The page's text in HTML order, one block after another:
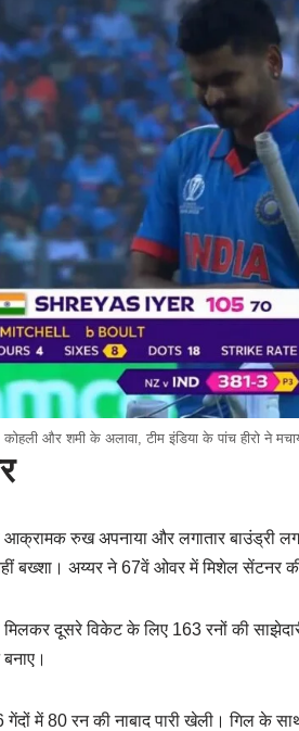
कोहली और शमी के अलावा, टीम इंडिया के पांच हीरो ने
रुख अपनाया और लगातार बाउंड्री
बख्शा। अय्यर ने 67वें ओवर में मिशेल सेंटनर
दूसरे विकेट के लिए 163 रनों की
में 80 रन की नाबाद पारी खेली। गिल के